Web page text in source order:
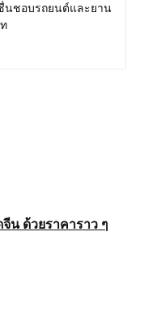
นชอบรถยนต์และยาน
น ด้วยราคาราว ๆ